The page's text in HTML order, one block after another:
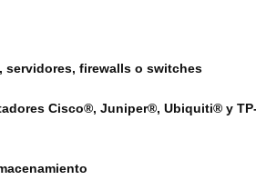
servidores, firewalls o switches
Cisco®, Juniper®, Ubiquiti® y